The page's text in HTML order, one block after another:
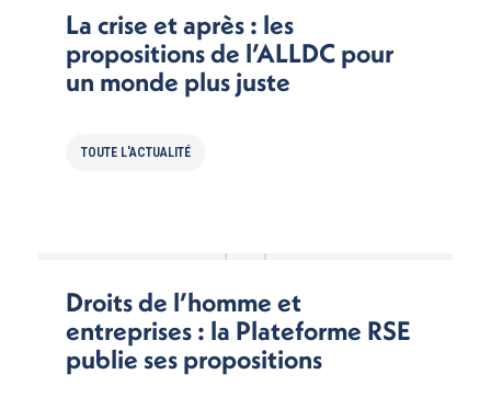
La crise et après : les
propositions de l’ALLDC pour
un monde plus juste
TOUTE L'ACTUALITÉ
Droits de l’homme et
entreprises : la Plateforme RSE
publie ses propositions